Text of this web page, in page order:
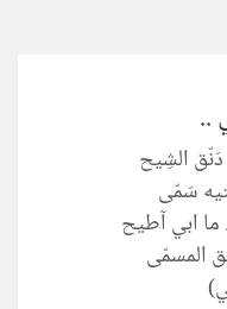
..
الشِيح
سَمّى
ابي آطيح
المسمّى